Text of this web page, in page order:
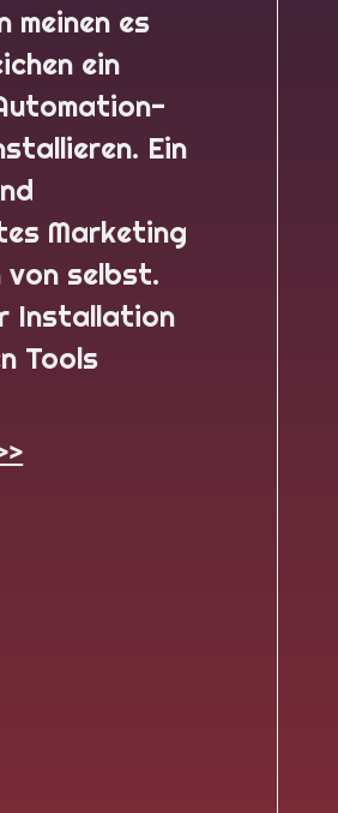
meinen es
ein
Ein
Marketing
von selbst.
Installation
Tools